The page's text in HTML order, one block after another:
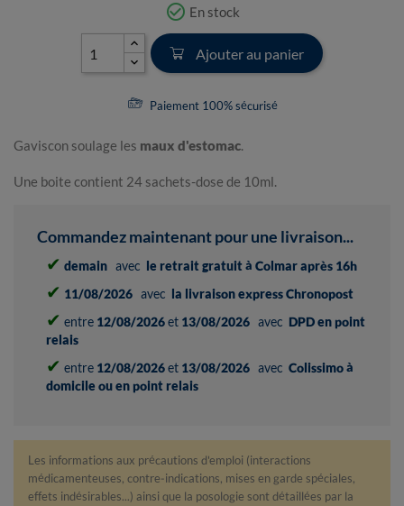
check_circle_outline En stock
Ajouter au panier
Paiement 100% sécurisé
Gaviscon soulage les maux d'estomac.
Une boite contient 24 sachets-dose de 10ml.
Commandez maintenant pour une livraison...
✔ demain avec le retrait gratuit à Colmar après 16h
✔ 11/08/2026 avec la livraison express Chronopost
✔ entre 12/08/2026et 13/08/2026 avec DPD en point
relais
✔ entre 12/08/2026et 13/08/2026 avec Colissimo à
domicile ou en point relais
Les informations aux précautions d'emploi (interactions
médicamenteuses, contre-indications, mises en garde spéciales,
effets indésirables...) ainsi que la posologie sont détaillées par la